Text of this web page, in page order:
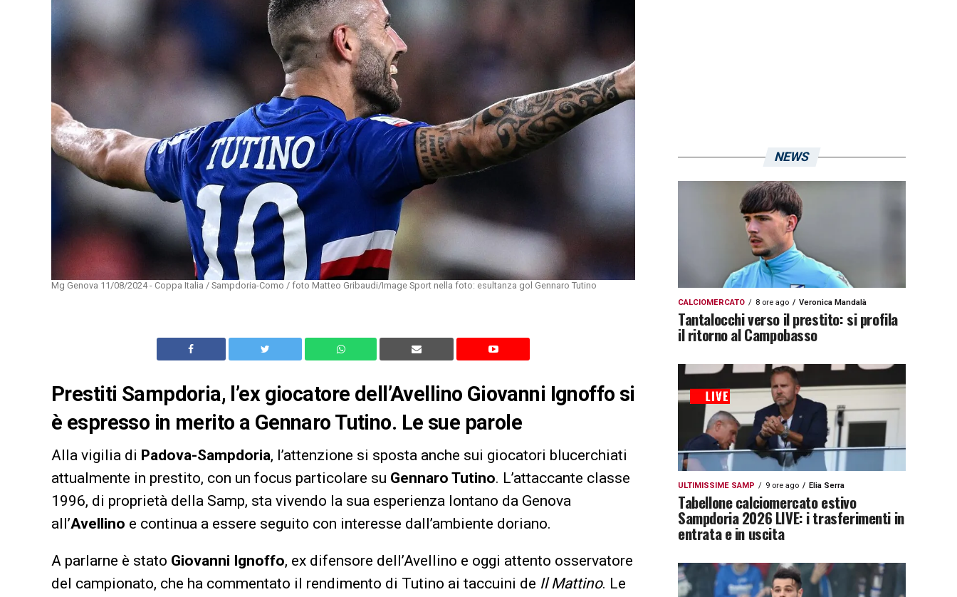
Mg Genova 11/08/2024 - Coppa Italia / Sampdoria-Como / foto Matteo Gribaudi/Image Sport nella foto: esultanza gol Gennaro Tutino
Prestiti Sampdoria, l’ex giocatore dell’Avellino Giovanni Ignoffo si
è espresso in merito a Gennaro Tutino. Le sue parole
Alla vigilia di Padova-Sampdoria, l’attenzione si sposta anche sui giocatori blucerchiati
attualmente in prestito, con un focus particolare su Gennaro Tutino. L’attaccante classe
1996, di proprietà della Samp, sta vivendo la sua esperienza lontano da Genova
all’Avellino e continua a essere seguito con interesse dall’ambiente doriano.
A parlarne è stato Giovanni Ignoffo, ex difensore dell’Avellino e oggi attento osservatore
del campionato, che ha commentato il rendimento di Tutino ai taccuini de Il Mattino. Le
NEWS
CALCIOMERCATO 8 ore ago Veronica Mandalà
Tantalocchi verso il prestito: si profila
il ritorno al Campobasso
ULTIMISSIME SAMP 9 ore ago Elia Serra
Tabellone calciomercato estivo
Sampdoria 2026 LIVE: i trasferimenti in
entrata e in uscita